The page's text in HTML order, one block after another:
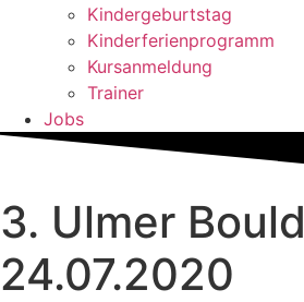
Kindergeburtstag
Kinderferienprogramm
Kursanmeldung
Trainer
Jobs
3. Ulmer
24.07.2020